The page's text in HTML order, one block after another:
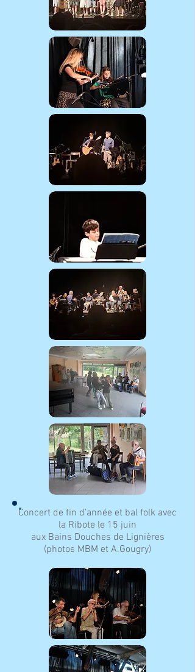
Concert de fin d'année et bal folk avec
la Ribote le 15 juin
aux Bains Douches de Lignières
(photos MBM et A.Gougry)